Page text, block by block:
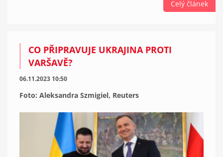
Celý článek
CO PŘIPRAVUJE UKRAJINA PROTI
VARŠAVĚ?
06.11.2023 10:50
Foto: Aleksandra Szmigiel, Reuters